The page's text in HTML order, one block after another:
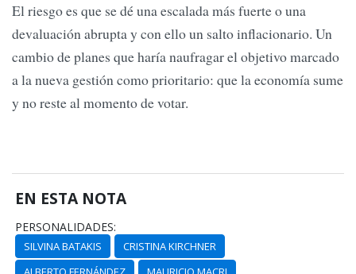
El riesgo es que se dé una escalada más fuerte o una
devaluación abrupta y con ello un salto inflacionario. Un
cambio de planes que haría naufragar el objetivo marcado
a la nueva gestión como prioritario: que la economía sume
y no reste al momento de votar.
EN ESTA NOTA
PERSONALIDADES:
SILVINA BATAKIS
CRISTINA KIRCHNER